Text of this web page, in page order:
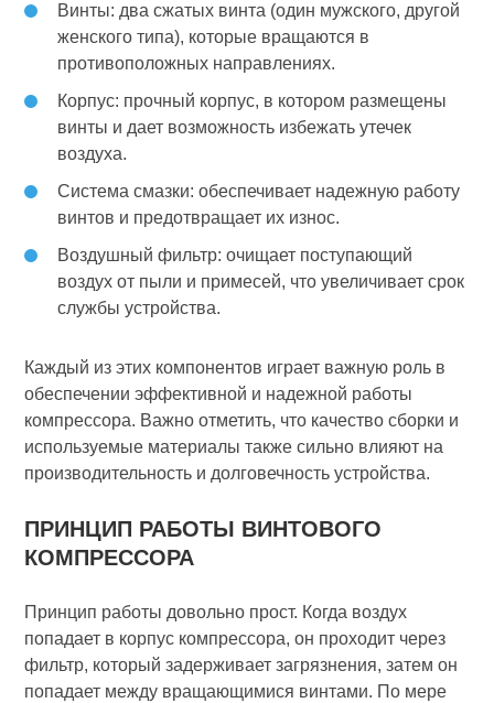
Винты: два сжатых винта (один мужского, другой
женского типа), которые вращаются в
противоположных направлениях.
Корпус: прочный корпус, в котором размещены
винты и дает возможность избежать утечек
воздуха.
Система смазки: обеспечивает надежную работу
винтов и предотвращает их износ.
Воздушный фильтр: очищает поступающий
воздух от пыли и примесей, что увеличивает срок
службы устройства.
Каждый из этих компонентов играет важную роль в
обеспечении эффективной и надежной работы
компрессора. Важно отметить, что качество сборки и
используемые материалы также сильно влияют на
производительность и долговечность устройства.
ПРИНЦИП РАБОТЫ ВИНТОВОГО
КОМПРЕССОРА
Принцип работы довольно прост. Когда воздух
попадает в корпус компрессора, он проходит через
фильтр, который задерживает загрязнения, затем он
попадает между вращающимися винтами. По мере